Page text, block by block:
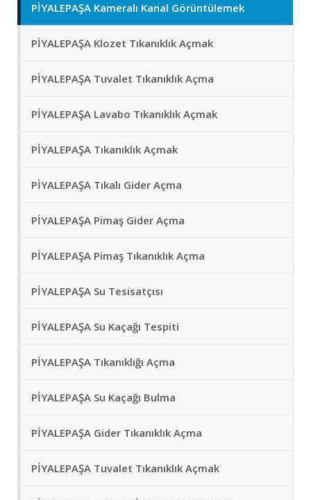
PİYALEPAŞA Kameralı Kanal Görüntülemek
PİYALEPAŞA Klozet Tıkanıklık Açmak
PİYALEPAŞA Tuvalet Tıkanıklık Açma
PİYALEPAŞA Lavabo Tıkanıklık Açmak
PİYALEPAŞA Tıkanıklık Açmak
PİYALEPAŞA Tıkalı Gider Açma
PİYALEPAŞA Pimaş Gider Açma
PİYALEPAŞA Pimaş Tıkanıklık Açma
PİYALEPAŞA Su Tesisatçısı
PİYALEPAŞA Su Kaçağı Tespiti
PİYALEPAŞA Tıkanıklığı Açma
PİYALEPAŞA Su Kaçağı Bulma
PİYALEPAŞA Gider Tıkanıklık Açma
PİYALEPAŞA Tuvalet Tıkanıklık Açmak